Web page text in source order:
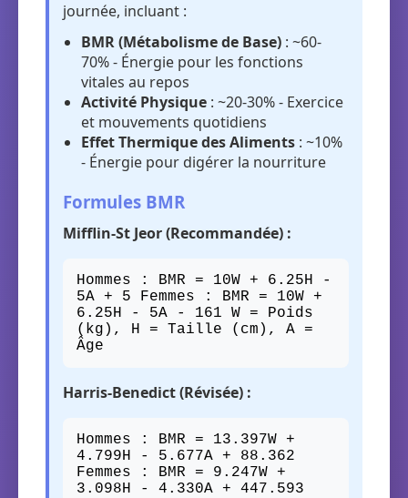
journée, incluant :
BMR (Métabolisme de Base) : ~60-
70% - Énergie pour les fonctions
vitales au repos
Activité Physique : ~20-30% - Exercice
et mouvements quotidiens
Effet Thermique des Aliments : ~10%
- Énergie pour digérer la nourriture
Formules BMR
Mifflin-St Jeor (Recommandée) :
Hommes : BMR = 10W + 6.25H -
5A + 5 Femmes : BMR = 10W +
6.25H - 5A - 161 W = Poids
(kg), H = Taille (cm), A =
Âge
Harris-Benedict (Révisée) :
Hommes : BMR = 13.397W +
4.799H - 5.677A + 88.362
Femmes : BMR = 9.247W +
3.098H - 4.330A + 447.593